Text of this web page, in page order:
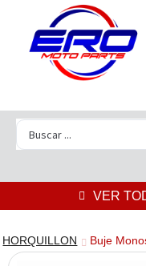
VER
HORQUILLON Buje